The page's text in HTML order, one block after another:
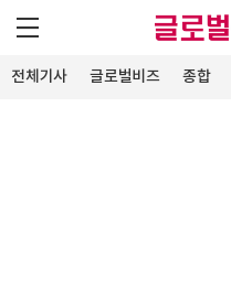
전체기사 글로벌비즈 종합